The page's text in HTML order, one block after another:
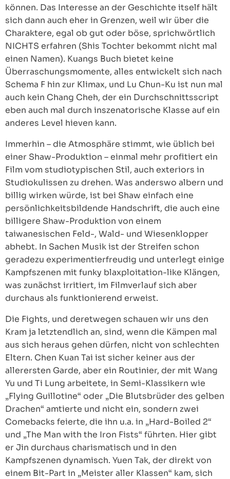
können. Das Interesse an der Geschichte itself hält
sich dann auch eher in Grenzen, weil wir über die
Charaktere, egal ob gut oder böse, sprichwörtlich
NICHTS erfahren (Shis Tochter bekommt nicht mal
einen Namen). Kuangs Buch bietet keine
Überraschungsmomente, alles entwickelt sich nach
Schema F hin zur Klimax, und Lu Chun-Ku ist nun mal
auch kein Chang Cheh, der ein Durchschnittsscript
eben auch mal durch inszenatorische Klasse auf ein
anderes Level hieven kann.
Immerhin – die Atmosphäre stimmt, wie üblich bei
einer Shaw-Produktion – einmal mehr profitiert ein
Film vom studiotypischen Stil, auch exteriors in
Studiokulissen zu drehen. Was anderswo albern und
billig wirken würde, ist bei Shaw einfach eine
persönlichkeitsbildende Handschrift, die auch eine
billigere Shaw-Produktion von einem
taiwanesischen Feld-, Wald- und Wiesenklopper
abhebt. In Sachen Musik ist der Streifen schon
geradezu experimentierfreudig und unterlegt einige
Kampfszenen mit funky blaxploitation-like Klängen,
was zunächst irritiert, im Filmverlauf sich aber
durchaus als funktionierend erweist.
Die Fights, und deretwegen schauen wir uns den
Kram ja letztendlich an, sind, wenn die Kämpen mal
aus sich heraus gehen dürfen, nicht von schlechten
Eltern. Chen Kuan Tai ist sicher keiner aus der
allerersten Garde, aber ein Routinier, der mit Wang
Yu und Ti Lung arbeitete, in Semi-Klassikern wie
„Flying Guillotine“ oder „Die Blutsbrüder des gelben
Drachen“ amtierte und nicht ein, sondern zwei
Comebacks feierte, die ihn u.a. in „Hard-Boiled 2“
und „The Man with the Iron Fists“ führten. Hier gibt
er Jin durchaus charismatisch und in den
Kampfszenen dynamisch. Yuen Tak, der direkt von
einem Bit-Part in „Meister aller Klassen“ kam, sich